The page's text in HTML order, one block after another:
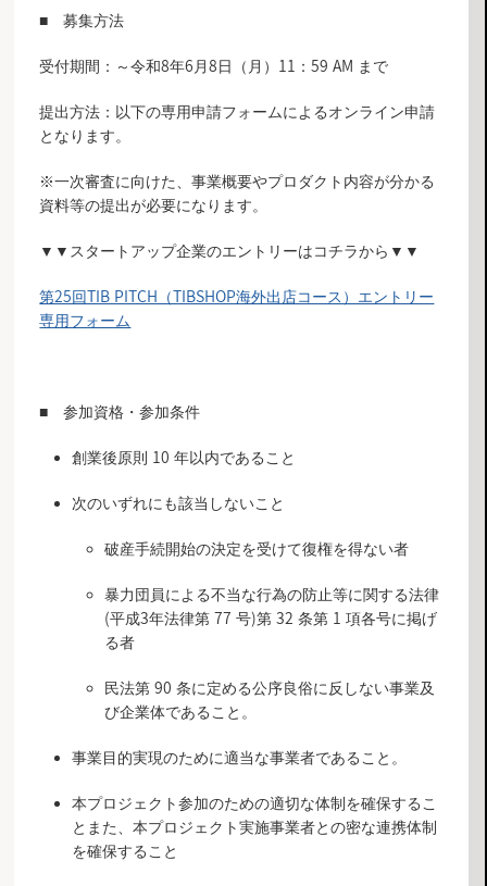
■ 募集方法
受付期間：～令和8年6月8日（月）11：59 AM まで
提出方法：以下の専用申請フォームによるオンライン申請
となります。
※一次審査に向けた、事業概要やプロダクト内容が分かる
資料等の提出が必要になります。
▼▼スタートアップ企業のエントリーはコチラから▼▼
第25回TIB PITCH（TIBSHOP海外出店コース）エントリー
専用フォーム
■ 参加資格・参加条件
創業後原則 10 年以内であること
次のいずれにも該当しないこと
破産手続開始の決定を受けて復権を得ない者
暴力団員による不当な行為の防止等に関する法律
(平成3年法律第 77 号)第 32 条第 1 項各号に掲げ
る者
民法第 90 条に定める公序良俗に反しない事業及
び企業体であること。
事業目的実現のために適当な事業者であること。
本プロジェクト参加のための適切な体制を確保するこ
とまた、本プロジェクト実施事業者との密な連携体制
を確保すること